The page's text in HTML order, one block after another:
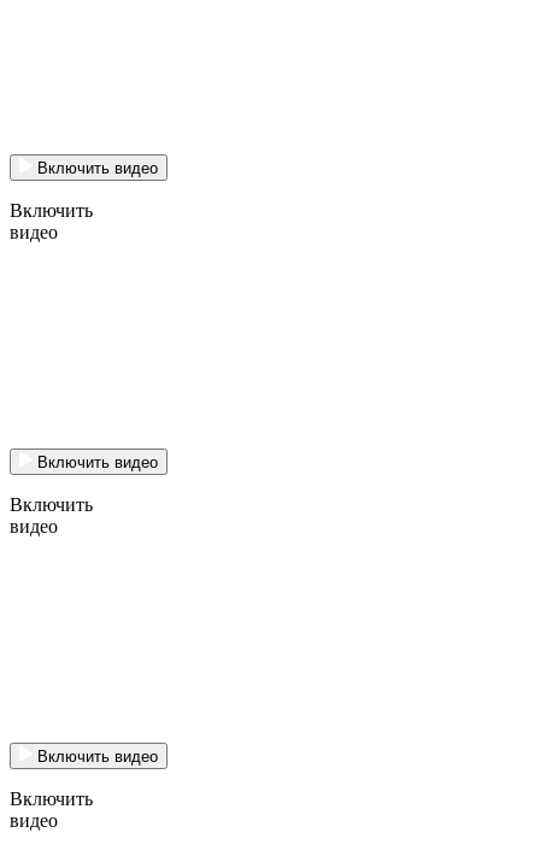
Включить видео
Включить
видео
Включить видео
Включить
видео
Включить видео
Включить
видео